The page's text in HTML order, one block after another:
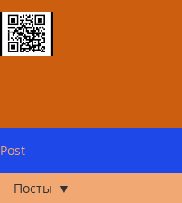
Post
Посты